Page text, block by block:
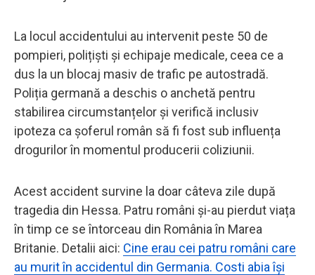
La locul accidentului au intervenit peste 50 de
pompieri, polițiști și echipaje medicale, ceea ce a
dus la un blocaj masiv de trafic pe autostradă.
Poliția germană a deschis o anchetă pentru
stabilirea circumstanțelor și verifică inclusiv
ipoteza ca șoferul român să fi fost sub influența
drogurilor în momentul producerii coliziunii.
Acest accident survine la doar câteva zile după
tragedia din Hessa. Patru români și-au pierdut viața
în timp ce se întorceau din România în Marea
Britanie. Detalii aici: Cine erau cei patru români care
au murit în accidentul din Germania. Costi abia își